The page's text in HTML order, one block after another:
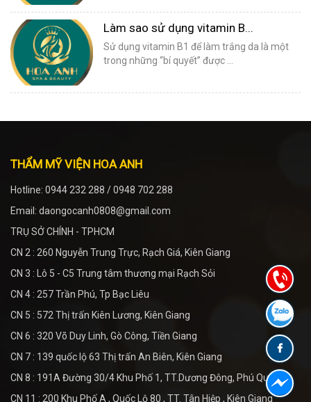
Làm sao sử dụng vitamin B...
Sử dụng vitamin B1 để làm trắng da là một
trong những “bí quyết” được ...
THẨM MỸ VIỆN HOA ANH
Hotline: 0944 232 288 / 0948 702 288
Email: daongocanh0808@gmail.com
TRỤ SỞ CHÍNH - TPHCM
CN 2 : 260 Nguyễn Trung Trực, Rạch Giá, Kiên Giang
CN 3 : Lô 5 - C5 Trung tâm thương mại Rạch Sỏi
CN 4 : 257 Trần Phú, Tp Bạc Liêu
CN 5 : 572 Thị trấn Kiên Lương, Kiên Giang
CN 6 : 320 Võ Duy Linh, Gò Công, Tiền Giang
CN 7 : 139 quốc lộ 63 Thị trấn An Biên, Kiên Giang
CN 8 : 191A Đường 30/4 Khu Phố 1, TT.Dương Đông, Phú Quốc
CN 11 : 200 Khu Phố A , Quốc Lộ 80 , TT. Tân Hiệp , Kiên Giang